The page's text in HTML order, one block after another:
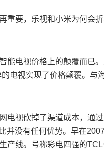
重要，乐视和小米为何会
能电视价格上的颠覆而已
电视实现了价格颠覆。与
电视砍掉了渠道成本，通
并没有任何优势。早在
产线。号称彩电四强的